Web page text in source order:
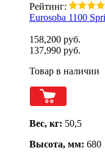
Рейтинг:
Eurosoba 1100
158,200 руб.
137,990 руб.
Товар в наличии
Вес, кг: 50,5
Высота, мм: 680